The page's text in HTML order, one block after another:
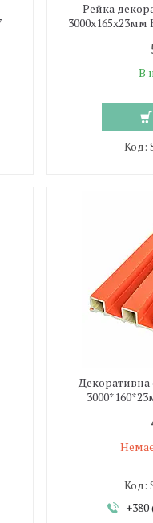
Рейка
3000х165х23мм
В
Декоративна
+380